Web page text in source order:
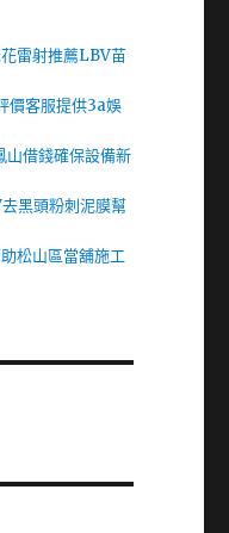
雷射推薦LBV苗
價客服提供3a娛
山借錢確保設備新
黑頭粉刺泥膜幫
松山區當舖施工